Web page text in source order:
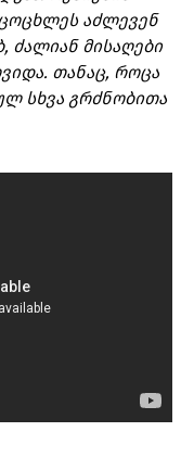
აძლევენ
ძალიან მისაღები
თანაც, როცა
სხვა გრძნობითა